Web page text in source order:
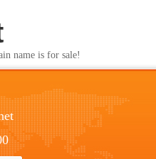
name is for sale!